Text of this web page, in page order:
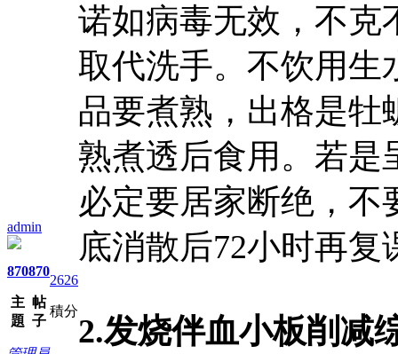
admin
870
主
題
870
帖
子
2626
積分
诺如病毒无效，不克
取代洗手。不饮用生
品要煮熟，出格是牡
熟煮透后食用。若是
必定要居家断绝，不
底消散后72小时再复
2.发烧伴血小板削减